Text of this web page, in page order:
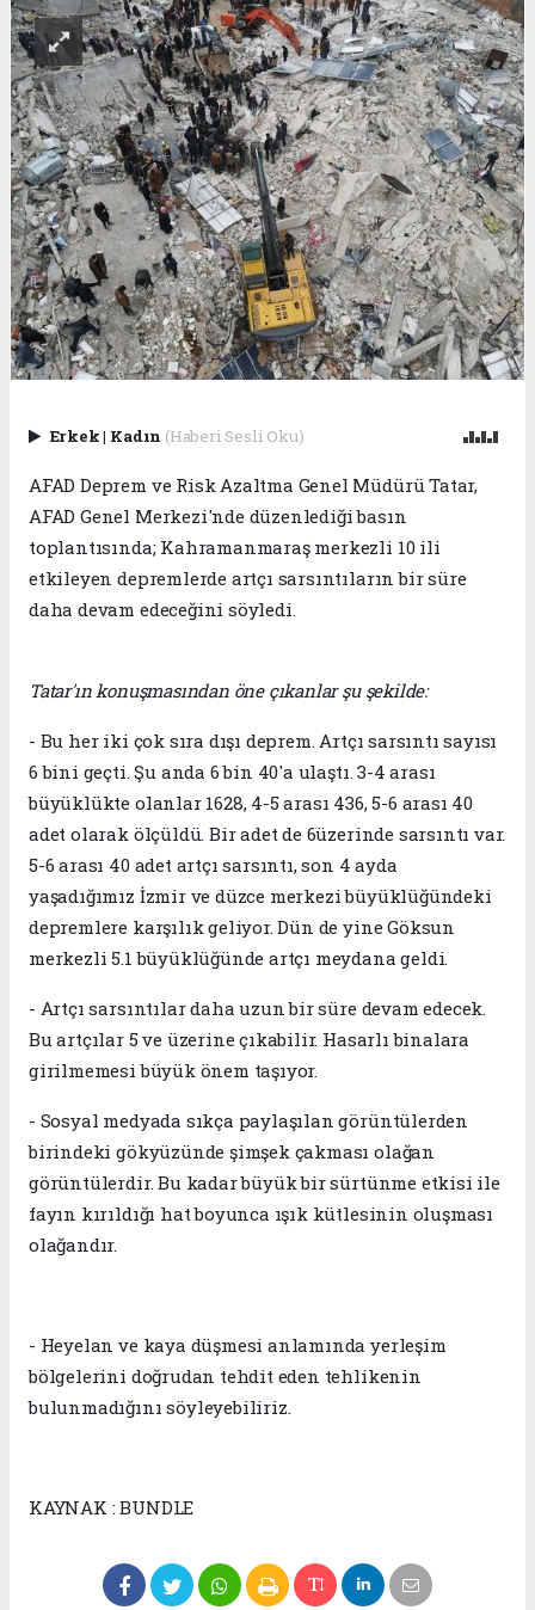
Erkek| Kadın (Haberi Sesli Oku)
AFAD Deprem ve Risk Azaltma Genel Müdürü Tatar,
AFAD Genel Merkezi'nde düzenlediği basın
toplantısında; Kahramanmaraş merkezli 10 ili
etkileyen depremlerde artçı sarsıntıların bir süre
daha devam edeceğini söyledi.
Tatar'ın konuşmasından öne çıkanlar şu şekilde:
- Bu her iki çok sıra dışı deprem. Artçı sarsıntı sayısı
6 bini geçti. Şu anda 6 bin 40'a ulaştı. 3-4 arası
büyüklükte olanlar 1628, 4-5 arası 436, 5-6 arası 40
adet olarak ölçüldü. Bir adet de 6üzerinde sarsıntı var.
5-6 arası 40 adet artçı sarsıntı, son 4 ayda
yaşadığımız İzmir ve düzce merkezi büyüklüğündeki
depremlere karşılık geliyor. Dün de yine Göksun
merkezli 5.1 büyüklüğünde artçı meydana geldi.
- Artçı sarsıntılar daha uzun bir süre devam edecek.
Bu artçılar 5 ve üzerine çıkabilir. Hasarlı binalara
girilmemesi büyük önem taşıyor.
- Sosyal medyada sıkça paylaşılan görüntülerden
birindeki gökyüzünde şimşek çakması olağan
görüntülerdir. Bu kadar büyük bir sürtünme etkisi ile
fayın kırıldığı hat boyunca ışık kütlesinin oluşması
olağandır.
- Heyelan ve kaya düşmesi anlamında yerleşim
bölgelerini doğrudan tehdit eden tehlikenin
bulunmadığını söyleyebiliriz.
KAYNAK : BUNDLE